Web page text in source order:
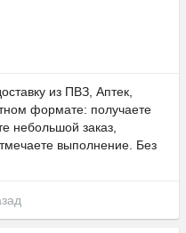
из ПВЗ, Аптек,
формате: получаете
небольшой заказ,
выполнение. Без